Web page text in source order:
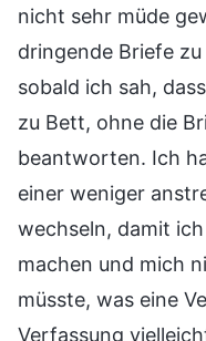
nicht sehr müde
dringende Briefe
sobald ich sah,
zu Bett, ohne die
beantworten. Ich
einer weniger
wechseln, damit
machen und mich
müsste, was eine
Verfassung